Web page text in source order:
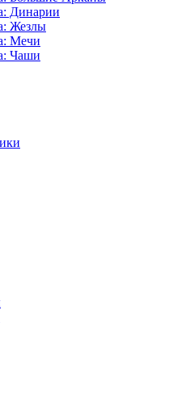
Динарии
Жезлы
Мечи
Чаши